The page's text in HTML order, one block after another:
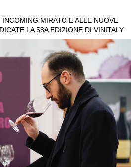
MIRATO E ALLE NUOVE
LA 58A EDIZIONE DI VINITALY